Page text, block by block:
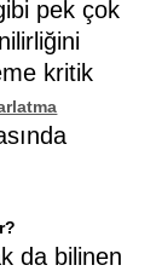
pek çok
kritik
da bilinen